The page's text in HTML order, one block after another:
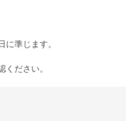
準じます。
ください。